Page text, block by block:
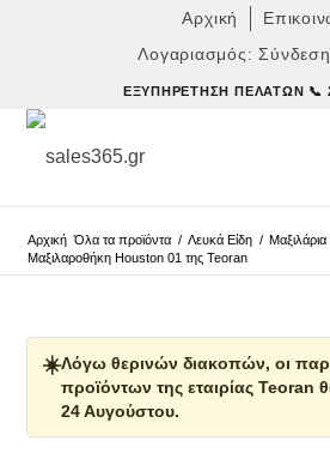
Αρχική
Λογαριασμός:
ΕΞΥΠΗΡΈΤΗΣΗ ΠΕΛΑΤΏΝ 📞
Αρχική Όλα τα προϊόντα / Λευκά Είδη / Μαξιλάρια
Μαξιλαροθήκη Houston 01 της Teoran
☀️Λόγω θερινών διακοπών, οι
προϊόντων της εταιρίας Teoran
24 Αυγούστου.